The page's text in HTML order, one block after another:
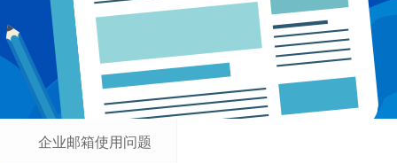
企业邮箱使用问题